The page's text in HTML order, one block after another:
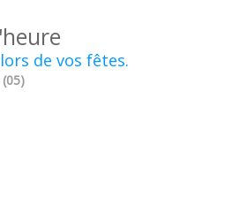
de vos fêtes.